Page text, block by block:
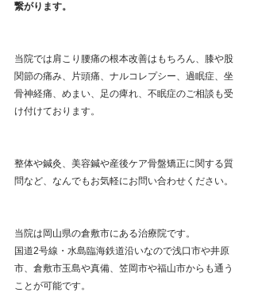
繋がります。
当院では肩こり腰痛の根本改善はもちろん、膝や股
関節の痛み、片頭痛、ナルコレプシー、過眠症、坐
骨神経痛、めまい、足の痺れ、不眠症のご相談も受
け付けております。
整体や鍼灸、美容鍼や産後ケア骨盤矯正に関する質
問など、なんでもお気軽にお問い合わせください。
当院は岡山県の倉敷市にある治療院です。
国道2号線・水島臨海鉄道沿いなので浅口市や井原
市、倉敷市玉島や真備、笠岡市や福山市からも通う
ことが可能です。